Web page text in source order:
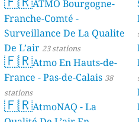
ATMO Bourgogne-
Franche-Comté -
Surveillance De La Qualite
De L’air 23 stations
🇫🇷Atmo En Hauts-de-
France - Pas-de-Calais 38
stations
🇫🇷AtmoNAQ - La